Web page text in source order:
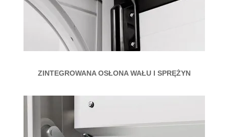
ZINTEGROWANA OSŁONA WAŁU I SPRĘŻYN